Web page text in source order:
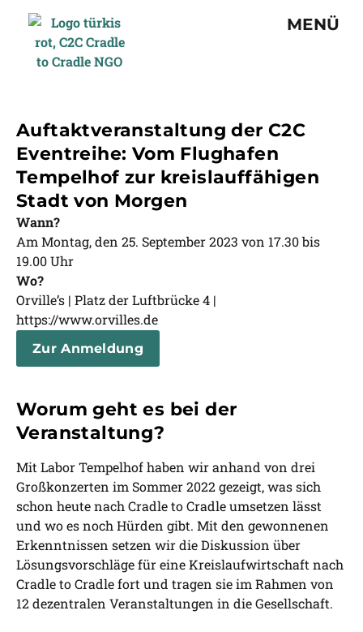
MENÜ
Auftaktveranstaltung der C2C
Eventreihe: Vom Flughafen
Tempelhof zur kreislauffähigen
Stadt von Morgen
Wann?
Am Montag, den 25. September 2023 von 17.30 bis
19.00 Uhr
Wo?
Orville’s | Platz der Luftbrücke 4 |
https://www.orvilles.de
Zur Anmeldung
Worum geht es bei der
Veranstaltung?
Mit Labor Tempelhof haben wir anhand von drei
Großkonzerten im Sommer 2022 gezeigt, was sich
schon heute nach Cradle to Cradle umsetzen lässt
und wo es noch Hürden gibt. Mit den gewonnenen
Erkenntnissen setzen wir die Diskussion über
Lösungsvorschläge für eine Kreislaufwirtschaft nach
Cradle to Cradle fort und tragen sie im Rahmen von
12 dezentralen Veranstaltungen in die Gesellschaft.